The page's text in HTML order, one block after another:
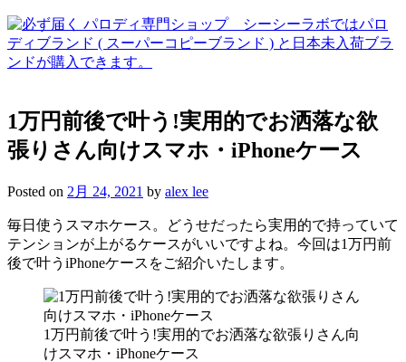
1万円前後で叶う!実用的でお洒落な欲
張りさん向けスマホ・iPhoneケース
Posted on 2月 24, 2021 by alex lee
毎日使うスマホケース。どうせだったら実用的で持っていて
テンションが上がるケースがいいですよね。今回は1万円前
後で叶うiPhoneケースをご紹介いたします。
1万円前後で叶う!実用的でお洒落な欲張りさん向
けスマホ・iPhoneケース